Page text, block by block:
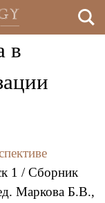
в
1 / Сборник
Маркова Б.В.,